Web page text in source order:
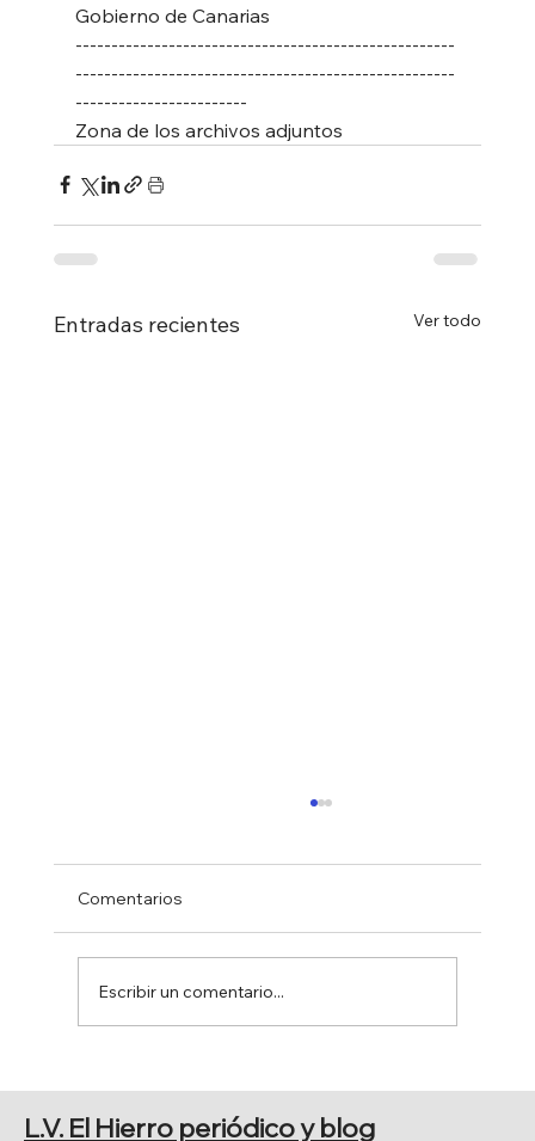
Gobierno de Canarias
-----------------------------------------------------
-----------------------------------------------------
------------------------
Zona de los archivos adjuntos
Entradas recientes Ver todo
BAJADA DE SAN SALVADOR
Comentarios
Escribir un comentario...
L.V. El Hierro periódico y blog